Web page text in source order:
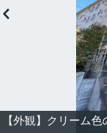
【外観】クリーム